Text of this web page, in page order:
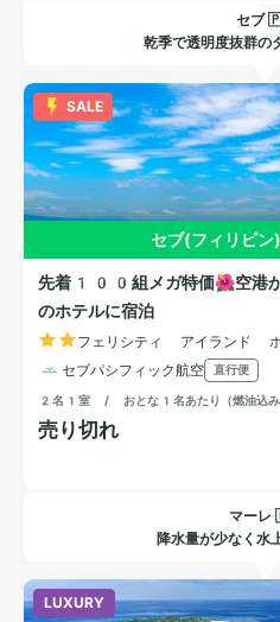
セブ
乾季で透明度抜群の
マー
降水量が少なく